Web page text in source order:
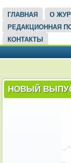
ГЛАВНОЕ
ГЛАВНАЯ О
РЕДАКЦИОННАЯ
КОНТАКТЫ
НОВЫЙ